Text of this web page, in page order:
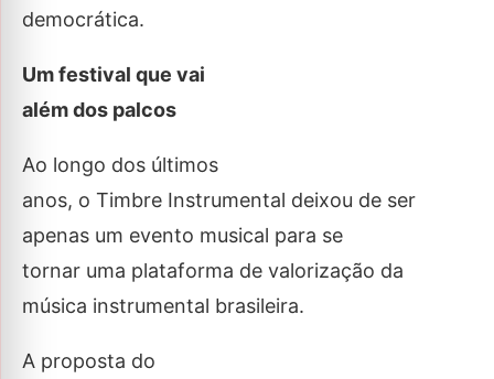
democrática.
Um festival que vai
além dos palcos
Ao longo dos últimos
anos, o Timbre Instrumental deixou de ser
apenas um evento musical para se
tornar uma plataforma de valorização da
música instrumental brasileira.
A proposta do